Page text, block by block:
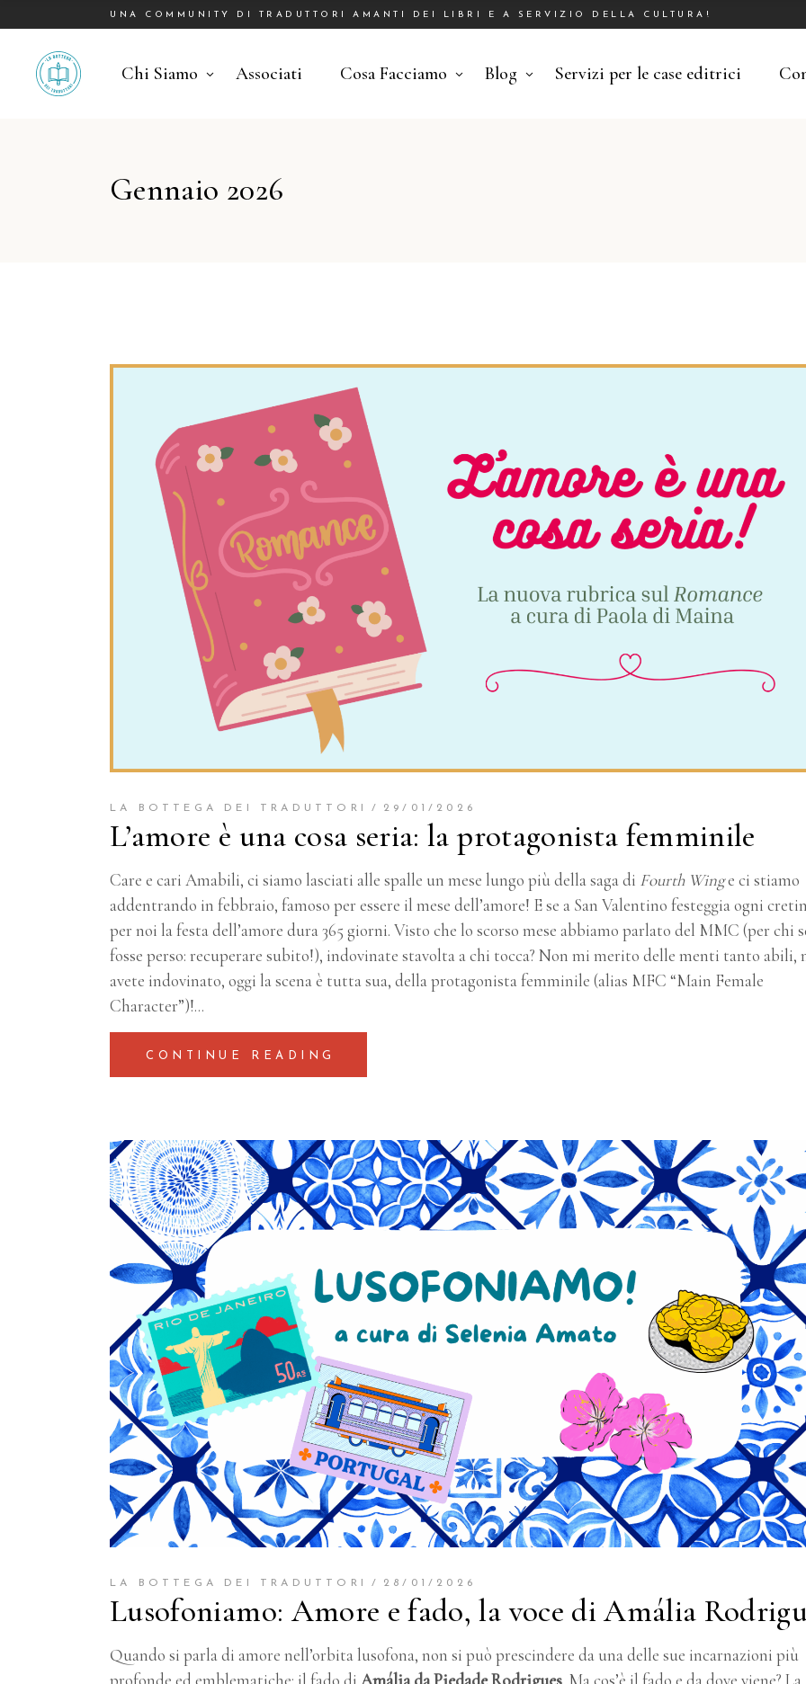
UNA COMMUNITY DI TRADUTTORI AMANTI DEI LIBRI E A SERVIZIO DELLA CULTURA!
Chi Siamo Associati Cosa Facciamo Blog Servizi per le case editrici
Gennaio 2026
LA BOTTEGA DEI TRADUTTORI 29/01/2026
L’amore è una cosa seria: la protagonista femminile
Care e cari Amabili, ci siamo lasciati alle spalle un mese lungo più della saga di Fourth Winge ci stiamo
addentrando in febbraio, famoso per essere il mese dell’amore! E se a San Valentino festeggia ogni
per noi la festa dell’amore dura 365 giorni. Visto che lo scorso mese abbiamo parlato del MMC (per chi
fosse perso: recuperare subito!), indovinate stavolta a chi tocca? Non mi merito delle menti tanto abili,
avete indovinato, oggi la scena è tutta sua, della protagonista femminile (alias MFC “Main Female
Character”)!
CONTINUE READING
LA BOTTEGA DEI TRADUTTORI 28/01/2026
Lusofoniamo: Amore e fado, la voce di Amália
Quando si parla di amore nell’orbita lusofona, non si può prescindere da una delle sue incarnazioni più